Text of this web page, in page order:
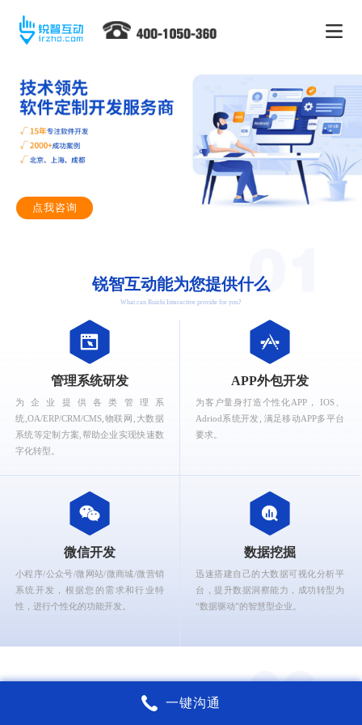
点我咨询
锐智互动能为您提供什么
What can Ruizhi Interactive provide for you?
管理系统研发
为企业提供各类管理系
统,OA/ERP/CRM/CMS,物联网,大数据
系统等定制方案,帮助企业实现快速数
字化转型。
APP外包开发
为客户量身打造个性化APP， IOS、
Adriod系统开发, 满足移动APP多平台
要求。
微信开发
小程序/公众号/微网站/微商城/微营销
系统开发，根据您的需求和行业特
性，进行个性化的功能开发。
数据挖掘
迅速搭建自己的大数据可视化分析平
台，提升数据洞察能力，成功转型为
“数据驱动”的智慧型企业。
锐智互动核心能力
一键沟通